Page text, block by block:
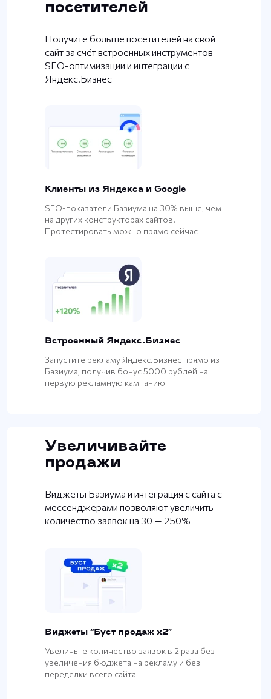
посетителей
Получите больше посетителей на свой
сайт за счёт встроенных инструментов
SEO-оптимизации и интеграции с
Яндекс.Бизнес
Клиенты из Яндекса и Google
Встроенный Яндекс.Бизнес
Увеличивайте
продажи
Виджеты Базиума и интеграция с сайта с
мессенджерами позволяют увеличить
количество заявок на 30 — 250%
SEO-показатели Базиума на 30% выше, чем
на других конструкторах сайтов.
Протестировать можно прямо сейчас
Запустите рекламу Яндекс.Бизнес прямо из
Базиума, получив бонус 5000 рублей на
первую рекламную кампанию
Виджеты “Буст продаж х2”
Увеличьте количество заявок в 2 раза без
увеличения бюджета на рекламу и без
переделки всего сайта